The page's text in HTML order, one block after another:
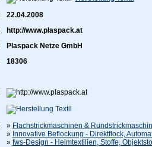
22.04.2008
http://www.plaspack.at
Plaspack Netze GmbH
18306
» Flachstrickmaschinen &
» Innovative Beflockung - Direktflock,
» fws-Design - Heimtextilien, Stoffe,